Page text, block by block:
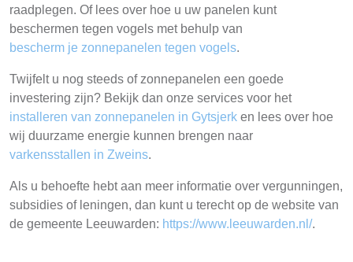
raadplegen. Of lees over hoe u uw panelen kunt
beschermen tegen vogels met behulp van
bescherm je zonnepanelen tegen vogels.
Twijfelt u nog steeds of zonnepanelen een goede
investering zijn? Bekijk dan onze services voor het
installeren van zonnepanelen in Gytsjerk en lees over hoe
wij duurzame energie kunnen brengen naar
varkensstallen in Zweins.
Als u behoefte hebt aan meer informatie over vergunningen,
subsidies of leningen, dan kunt u terecht op de website van
de gemeente Leeuwarden: https://www.leeuwarden.nl/.